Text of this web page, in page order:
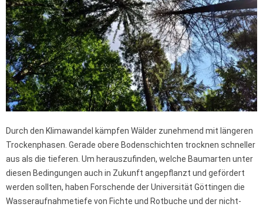
Durch den Klimawandel kämpfen Wälder zunehmend mit längeren
Trockenphasen. Gerade obere Bodenschichten trocknen schneller
aus als die tieferen. Um herauszufinden, welche Baumarten unter
diesen Bedingungen auch in Zukunft angepflanzt und gefördert
werden sollten, haben Forschende der Universität Göttingen die
Wasseraufnahmetiefe von Fichte und Rotbuche und der nicht-